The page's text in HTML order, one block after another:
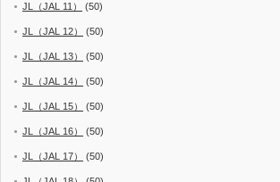
JL（JAL 11） (50)
JL（JAL 12） (50)
JL（JAL 13） (50)
JL（JAL 14） (50)
JL（JAL 15） (50)
JL（JAL 16） (50)
JL（JAL 17） (50)